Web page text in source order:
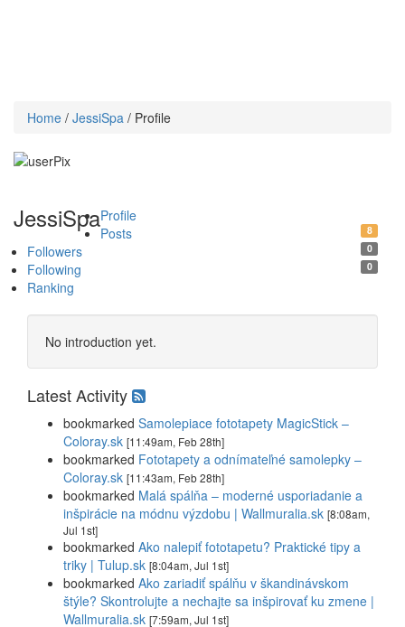
Home / JessiSpa / Profile
JessiSpaProfile
Posts
8
Followers 0
Following 0
Ranking
No introduction yet.
Latest Activity
bookmarked Samolepiace fototapety MagicStick –
Coloray.sk [11:49am, Feb 28th]
bookmarked Fototapety a odnímateľné samolepky –
Coloray.sk [11:43am, Feb 28th]
bookmarked Malá spálňa – moderné usporiadanie a
inšpirácie na módnu výzdobu | Wallmuralia.sk [8:08am,
Jul 1st]
bookmarked Ako nalepiť fototapetu? Praktické tipy a
triky | Tulup.sk [8:04am, Jul 1st]
bookmarked Ako zariadiť spálňu v škandinávskom
štýle? Skontrolujte a nechajte sa inšpirovať ku zmene |
Wallmuralia.sk [7:59am, Jul 1st]